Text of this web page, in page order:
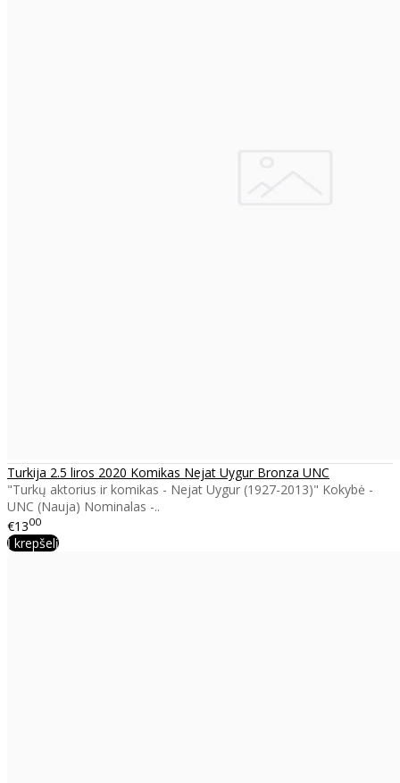
Turkija 2.5 liros 2020 Komikas Nejat Uygur Bronza UNC
"Turkų aktorius ir komikas - Nejat Uygur (1927-2013)" Kokybė -
UNC (Nauja) Nominalas -..
€1300
Į krepšelį